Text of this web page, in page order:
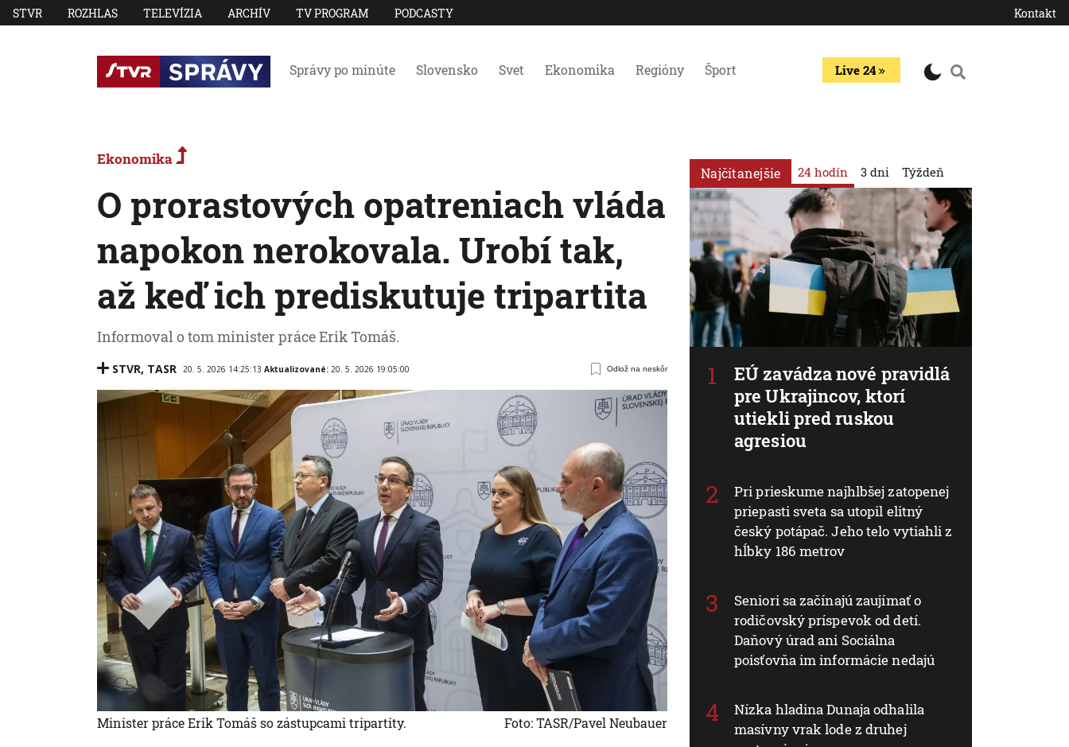
STVR ROZHLAS TELEVÍZIA ARCHÍV TV PROGRAM PODCASTY Kontakt
Správy po minúte Slovensko Svet Ekonomika Regióny Šport Live 24
Ekonomika
O prorastových opatreniach vláda
napokon nerokovala. Urobí tak,
až keď ich prediskutuje tripartita
Informoval o tom minister práce Erik Tomáš.
STVR, TASR 20. 5. 2026 14:25:13 Aktualizované: 20. 5. 2026 19:05:00 Odlož na neskôr
Minister práce Erik Tomáš so zástupcami tripartity.
Foto: TASR/Pavel Neubauer
Najčítanejšie 24 hodín
EÚ zavádza nové pravidlá
pre Ukrajincov, ktorí
utiekli pred ruskou
agresiou
Pri prieskume najhlbšej zatopenej
priepasti sveta sa utopil elitný
český potápač. Jeho telo vytiahli z
hĺbky 186 metrov
Seniori sa začínajú zaujímať o
rodičovský príspevok od detí.
Daňový úrad ani Sociálna
poisťovňa im informácie nedajú
Nízka hladina Dunaja odhalila
masívny vrak lode z druhej
3 dni Týždeň